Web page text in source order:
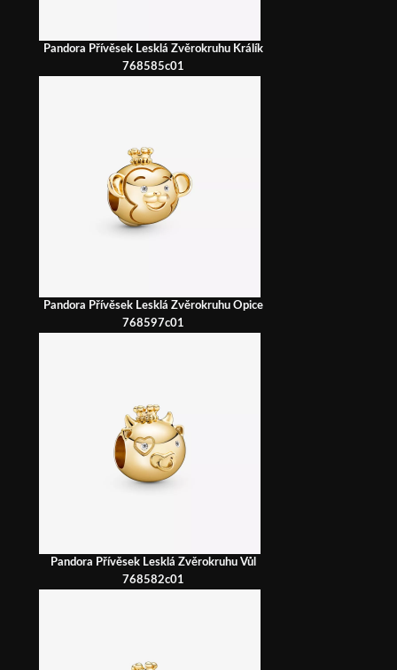
Pandora Přívěsek Lesklá Zvěrokruhu Králík
768585c01
Pandora Přívěsek Lesklá Zvěrokruhu Opice
768597c01
Pandora Přívěsek Lesklá Zvěrokruhu Vůl
768582c01